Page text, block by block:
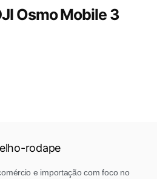
Osmo Mobile 3
e importação com foco no